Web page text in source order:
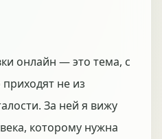
онлайн — это тема, с
не из
За ней я вижу
которому нужна